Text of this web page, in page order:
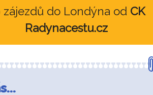
zájezdů do Londýna od CK
Radynacestu.cz